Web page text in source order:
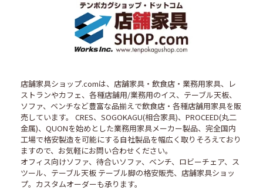
店舗家具ショップ.comは、店舗家具・飲食店・業務用家具、レ
ストランやカフェ、各種店舗用/業務用のイス、テーブル天板、
ソファ、ベンチなど豊富な品揃えで飲食店・各種店舗用家具を販
売しています。 CRES、SOGOKAGU(相合家具)、PROCEED(丸二
金属)、QUONを始めとした業務用家具メーカー製品、完全国内
工場で格安製造を可能にする自社製品を幅広く取りそろえており
ますので、お気軽にお問い合わせください。
オフィス向けソファ、待合いソファ、ベンチ、ロビーチェア、ス
ツール、テーブル天板 テーブル脚の格安販売、店舗家具ショッ
プ。カスタムオーダーも承ります。